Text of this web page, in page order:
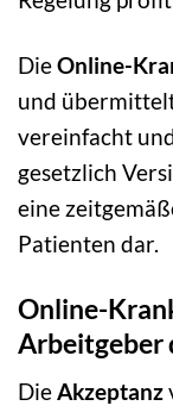
DieOnline-
und
vereinfacht
gesetzlich
eine
Patienten dar.
Online-
Arbeitgeber
DieAkzeptanz